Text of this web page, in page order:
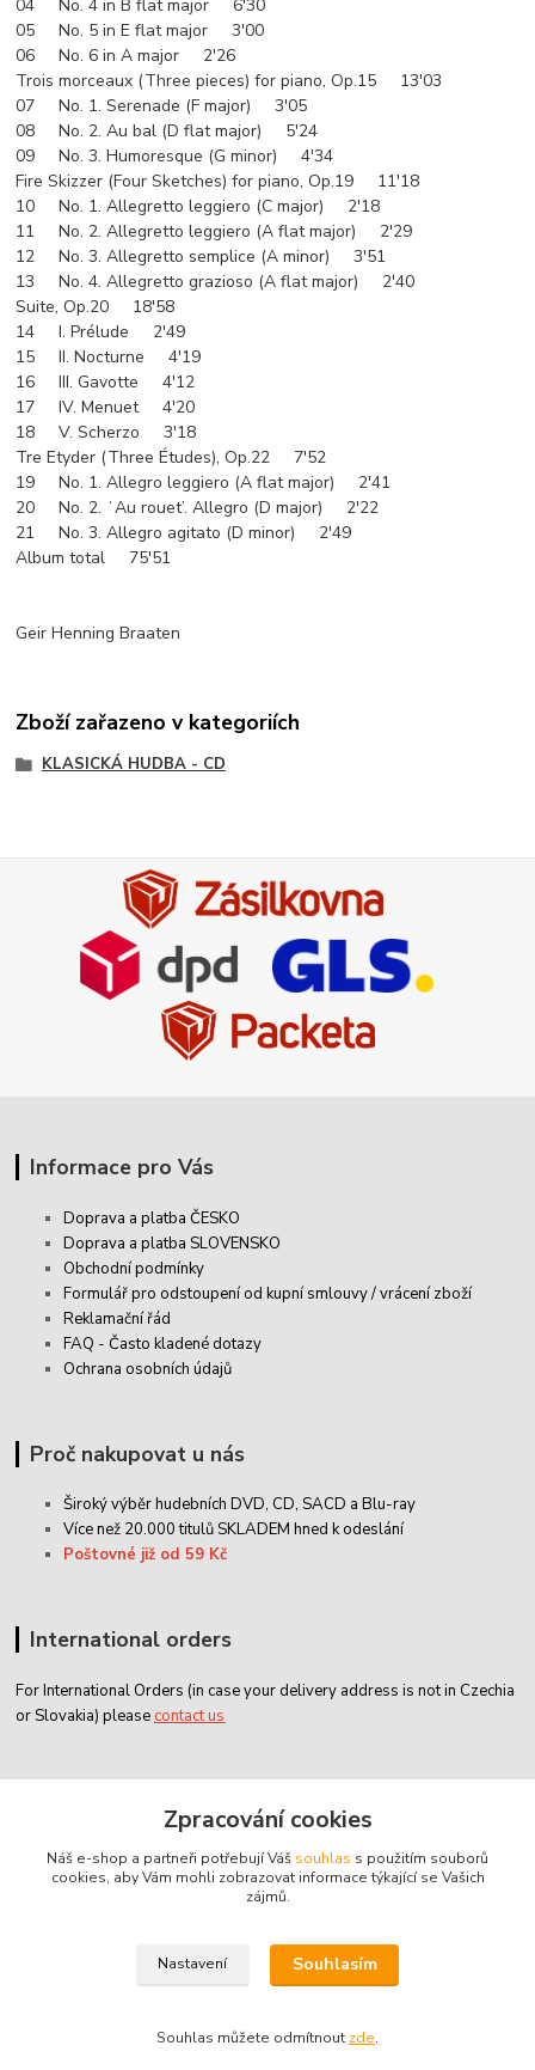
04 No. 4 in B flat major 6'30
05 No. 5 in E flat major 3'00
06 No. 6 in A major 2'26
Trois morceaux (Three pieces) for piano, Op.15 13'03
07 No. 1. Serenade (F major) 3'05
08 No. 2. Au bal (D flat major) 5'24
09 No. 3. Humoresque (G minor) 4'34
Fire Skizzer (Four Sketches) for piano, Op.19 11'18
10 No. 1. Allegretto leggiero (C major) 2'18
11 No. 2. Allegretto leggiero (A flat major) 2'29
12 No. 3. Allegretto semplice (A minor) 3'51
13 No. 4. Allegretto grazioso (A flat major) 2'40
Suite, Op.20 18'58
14 I. Prélude 2'49
15 II. Nocturne 4'19
16 III. Gavotte 4'12
17 IV. Menuet 4'20
18 V. Scherzo 3'18
Tre Etyder (Three Études), Op.22 7'52
19 No. 1. Allegro leggiero (A flat major) 2'41
20 No. 2. ʻAu rouet’. Allegro (D major) 2'22
21 No. 3. Allegro agitato (D minor) 2'49
Album total 75'51
Geir Henning Braaten
Zboží zařazeno v kategoriích
KLASICKÁ HUDBA - CD
Informace pro Vás
Doprava a platba ČESKO
Doprava a platba SLOVENSKO
Obchodní podmínky
Formulář pro odstoupení od kupní smlouvy / vrácení zboží
Reklamační řád
FAQ - Často kladené dotazy
Ochrana osobních údajů
Proč nakupovat u nás
Široký výběr hudebních DVD, CD,SACD a Blu-ray
Více než 20.000 titulů SKLADEM hned k odeslání
Poštovné již od 59 Kč
International orders
For International Orders (in case your delivery address is not in Czechia
or Slovakia) please contact us
classicdvd@classicdvd.cz
© 2004 - 2026 ClassicDVD.cz
Zpracování cookies
Náš e-shop a partneři potřebují Váš souhlas s použitím souborů
cookies, aby Vám mohli zobrazovat informace týkající se Vašich
zájmů.
Nastavení Souhlasím
Souhlas můžete odmítnout zde.